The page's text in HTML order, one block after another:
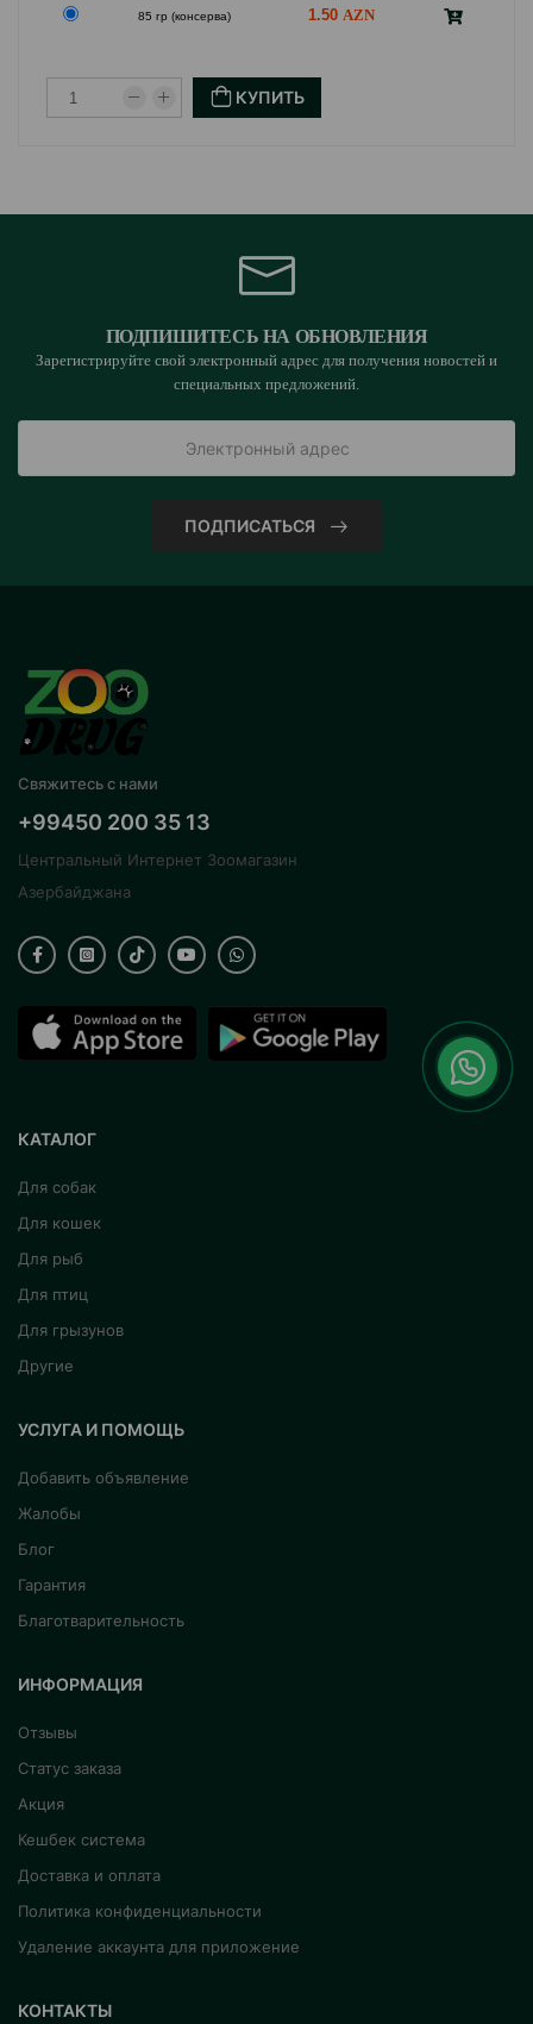
85 гр (консерва)
1.50
КУПИТЬ
ПОДПИШИТЕСЬ НА ОБНОВЛЕНИЯ
Зарегистрируйте свой электронный адрес для получения новостей и
специальных предложений.
ПОДПИСАТЬСЯ
Свяжитесь с нами
+99450 200 35 13
Центральный Интернет Зоомагазин
Азербайджана
КАТАЛОГ
Для собак
Для кошек
Для рыб
Для птиц
Для грызунов
Другие
УСЛУГА И ПОМОЩЬ
Добавить объявление
Жалобы
Блог
Гарантия
Благотварительность
ИНФОРМАЦИЯ
Отзывы
Статус заказа
Акция
Кешбек система
Доставка и оплата
Политика конфиденциальности
Удаление аккаунта для приложение
КОНТАКТЫ